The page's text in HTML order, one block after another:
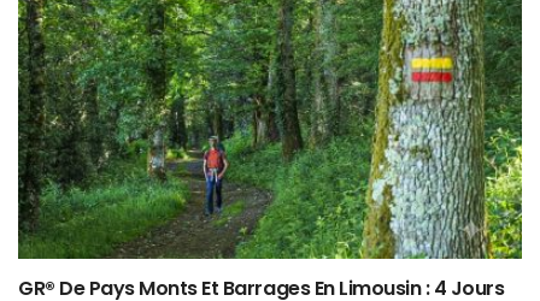
GR® De Pays Monts Et Barrages En Limousin : 4 Jours